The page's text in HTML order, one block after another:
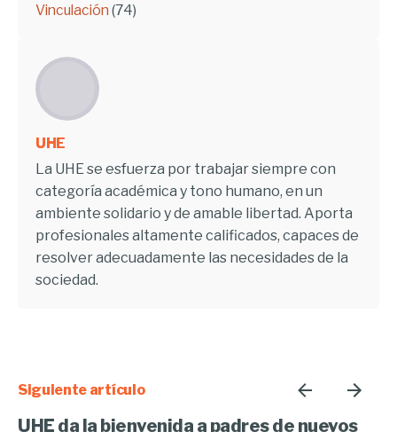
Vinculación (74)
UHE
La UHE se esfuerza por trabajar siempre con
categoría académica y tono humano, en un
ambiente solidario y de amable libertad. Aporta
profesionales altamente calificados, capaces de
resolver adecuadamente las necesidades de la
sociedad.
Siguiente artículo
UHE da la bienvenida a padres de nuevos